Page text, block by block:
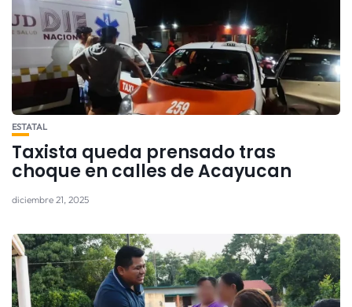
ESTATAL
Taxista queda prensado tras
choque en calles de Acayucan
diciembre 21, 2025